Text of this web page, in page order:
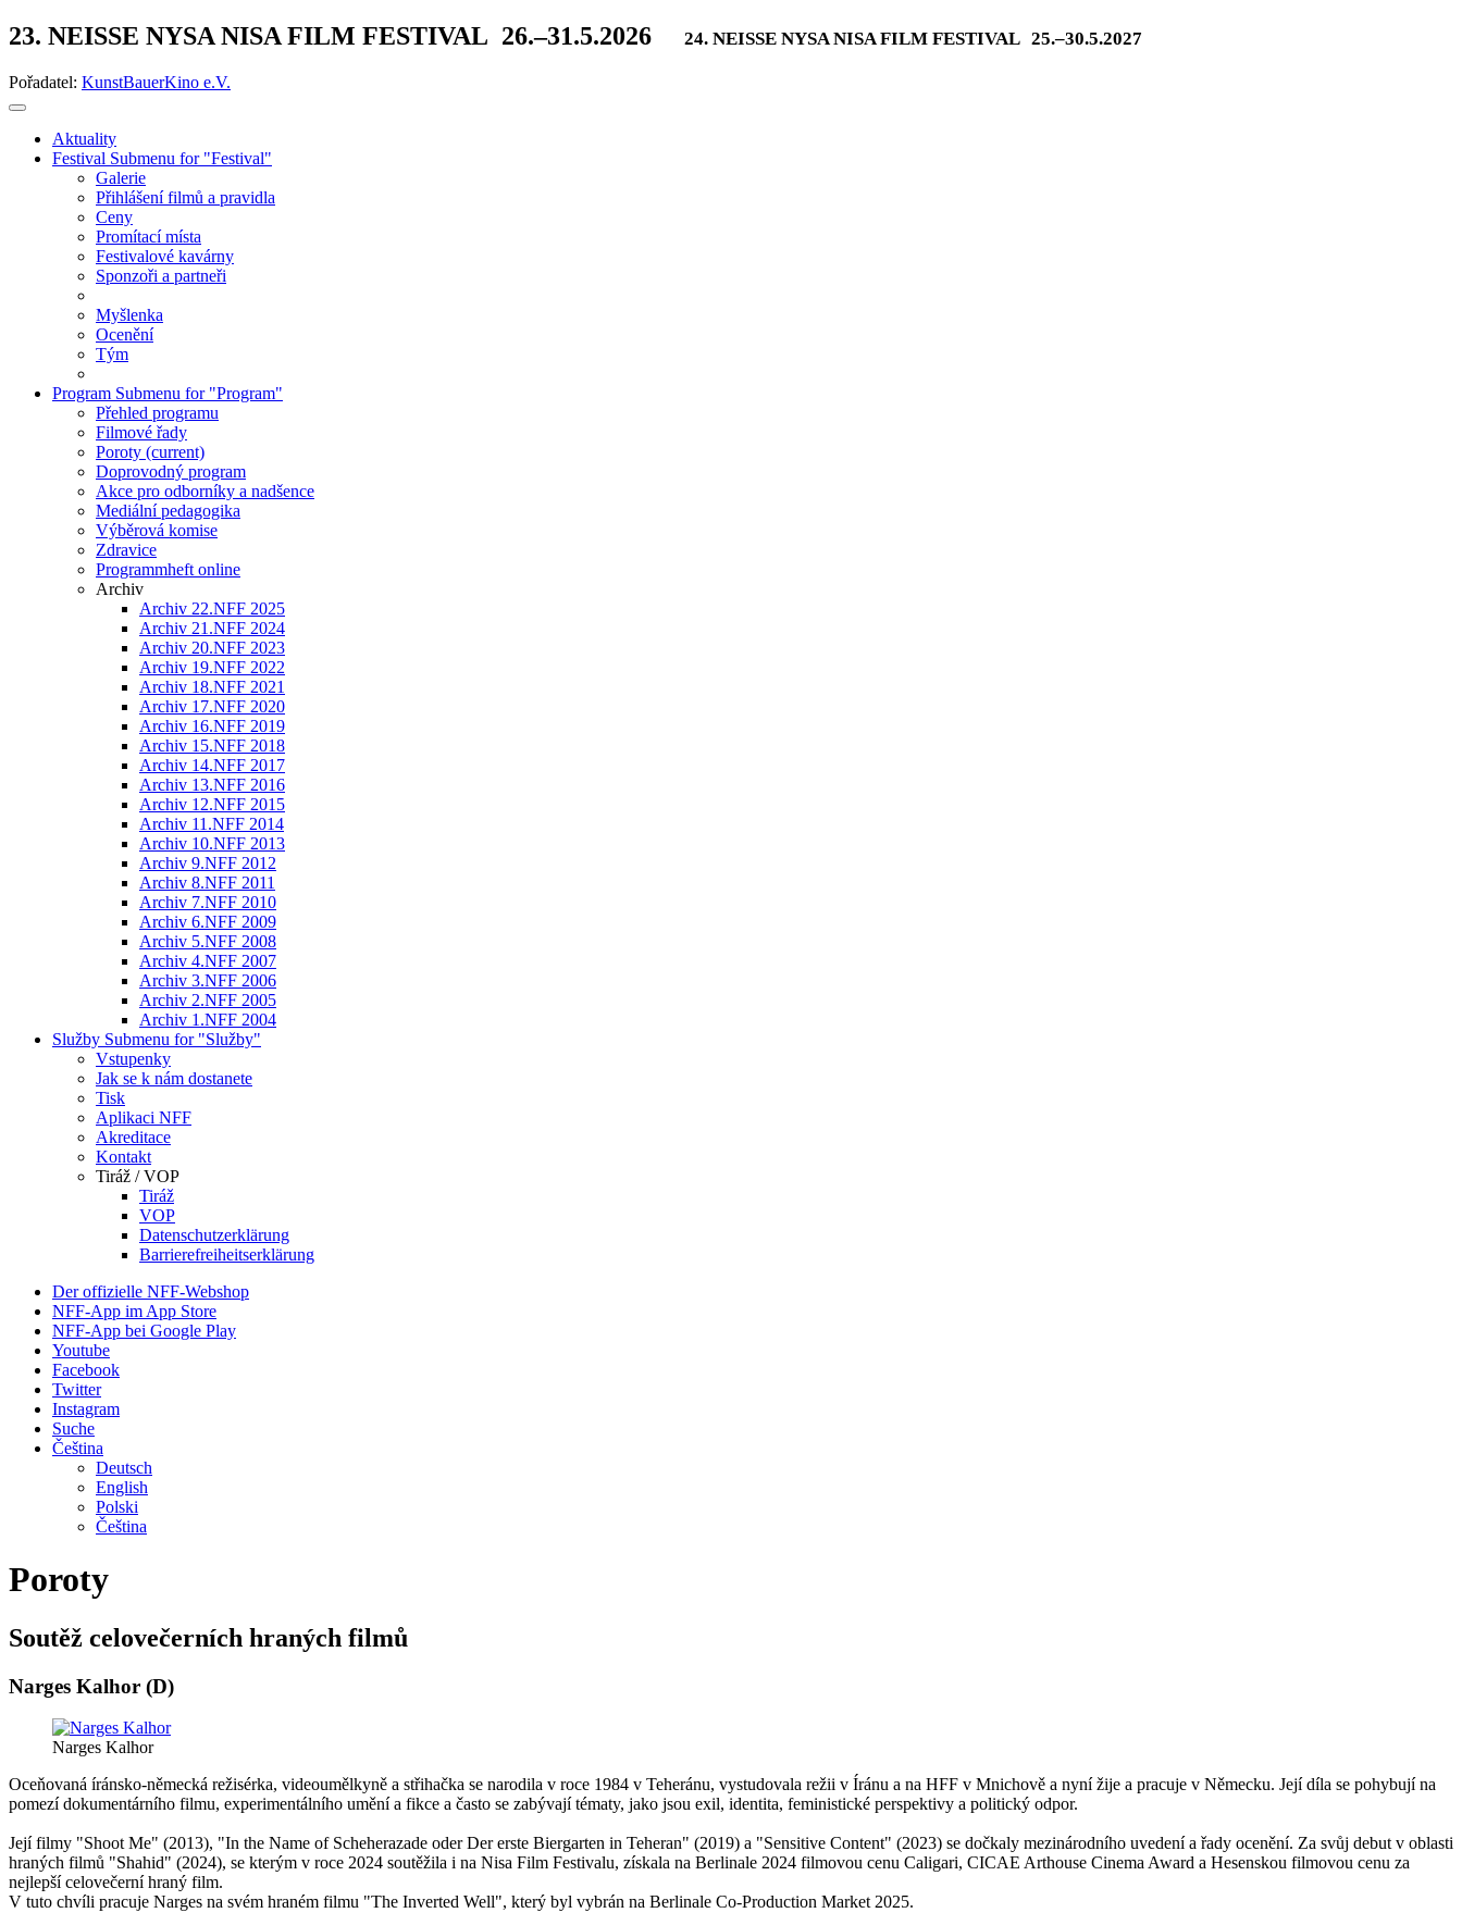
23. NEISSE NYSA NISA FILM FESTIVAL 26.–31.5.2026 24. NEISSE NYSA NISA FILM FESTIVAL 25.–30.5.2027
Pořadatel: KunstBauerKino e.V.
Aktuality
Festival Submenu for "Festival"
Galerie
Přihlášení filmů a pravidla
Ceny
Promítací místa
Festivalové kavárny
Sponzoři a partneři
Myšlenka
Ocenění
Tým
Program Submenu for "Program"
Přehled programu
Filmové řady
Poroty (current)
Doprovodný program
Akce pro odborníky a nadšence
Mediální pedagogika
Výběrová komise
Zdravice
Programmheft online
Archiv
Archiv 22.NFF 2025
Archiv 21.NFF 2024
Archiv 20.NFF 2023
Archiv 19.NFF 2022
Archiv 18.NFF 2021
Archiv 17.NFF 2020
Archiv 16.NFF 2019
Archiv 15.NFF 2018
Archiv 14.NFF 2017
Archiv 13.NFF 2016
Archiv 12.NFF 2015
Archiv 11.NFF 2014
Archiv 10.NFF 2013
Archiv 9.NFF 2012
Archiv 8.NFF 2011
Archiv 7.NFF 2010
Archiv 6.NFF 2009
Archiv 5.NFF 2008
Archiv 4.NFF 2007
Archiv 3.NFF 2006
Archiv 2.NFF 2005
Archiv 1.NFF 2004
Služby Submenu for "Služby"
Vstupenky
Jak se k nám dostanete
Tisk
Aplikaci NFF
Akreditace
Kontakt
Tiráž / VOP
Tiráž
VOP
Datenschutzerklärung
Barrierefreiheitserklärung
Der offizielle NFF-Webshop
NFF-App im App Store
NFF-App bei Google Play
Youtube
Facebook
Twitter
Instagram
Suche
Čeština
Deutsch
English
Polski
Čeština
Poroty
Soutěž celovečerních hraných filmů
Narges Kalhor (D)
Narges Kalhor
Oceňovaná íránsko-německá režisérka, videoumělkyně a střihačka se narodila v roce 1984 v Teheránu, vystudovala režii v Íránu a na HFF v Mnichově a nyní žije a pracuje v Německu. Její díla se pohybují na
pomezí dokumentárního filmu, experimentálního umění a fikce a často se zabývají tématy, jako jsou exil, identita, feministické perspektivy a politický odpor.
Její filmy "Shoot Me" (2013), "In the Name of Scheherazade oder Der erste Biergarten in Teheran" (2019) a "Sensitive Content" (2023) se dočkaly mezinárodního uvedení a řady ocenění. Za svůj debut v oblasti
hraných filmů "Shahid" (2024), se kterým v roce 2024 soutěžila i na Nisa Film Festivalu, získala na Berlinale 2024 filmovou cenu Caligari, CICAE Arthouse Cinema Award a Hesenskou filmovou cenu za
nejlepší celovečerní hraný film.
V tuto chvíli pracuje Narges na svém hraném filmu "The Inverted Well", který byl vybrán na Berlinale Co-Production Market 2025.